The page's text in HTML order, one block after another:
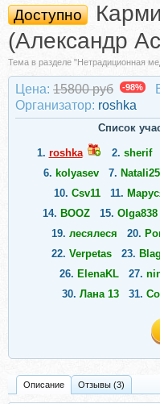
Доступно
(Александр
Тема в разделе "Нетрадиционная
Цена: 15800 руб -98%
Организатор: roshka
Список
1. roshka 2. sherif
6. kolyasev 7.
10. Csv11 11.
14. BOOZ 15. Olga838
19. лесялеся 20.
22. Verpetas 23.
26. ElenaKL 27.
30. Лана 13 31.
38.
43.
Аллунчик57 46.
Описание Отзывы (3)